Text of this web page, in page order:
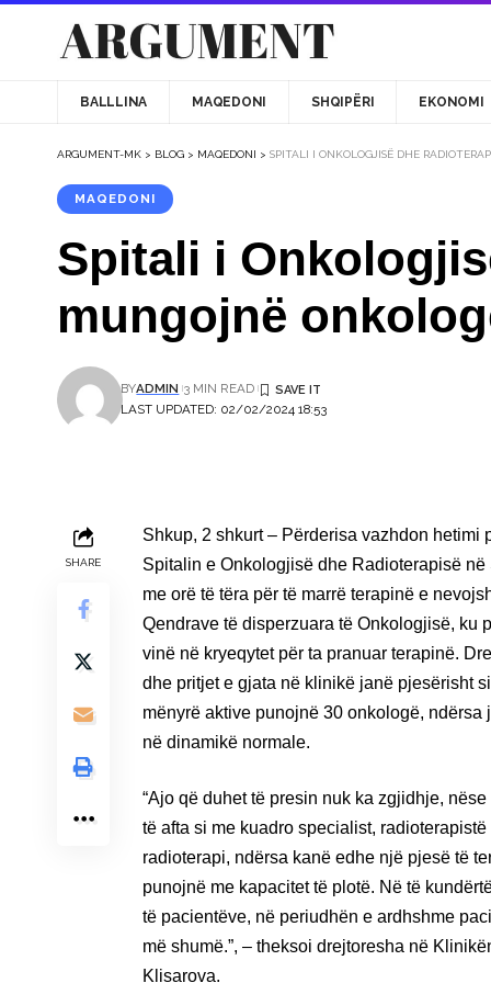
BALLLINA MAQEDONI SHQIPËRI EKONOMI
ARGUMENT-MK > BLOG > MAQEDONI > SPITALI I ONKOLOGJISË DHE
MAQEDONI
Spitali i
mungojnë
LAST UPDATED: 02/02/2024 18:53
BYADMIN 3 MIN READ
SHARE
Shkup, 2 shkurt – Përderisa vazhdon hetimi
Spitalin e Onkologjisë dhe Radioterapisë
me orë të tëra për të marrë terapinë e
Qendrave të disperzuara të Onkologjisë, ku
vinë në kryeqytet për ta pranuar terapinë.
dhe pritjet e gjata në klinikë janë pjesërisht
mënyrë aktive punojnë 30 onkologë,
në dinamikë normale.
“Ajo që duhet të presin nuk ka zgjidhje,
të afta si me kuadro specialist,
radioterapi, ndërsa kanë edhe një pjesë të
punojnë me kapacitet të plotë. Në të
të pacientëve, në periudhën e ardhshme
më shumë.”, – theksoi drejtoresha në
Klisarova.